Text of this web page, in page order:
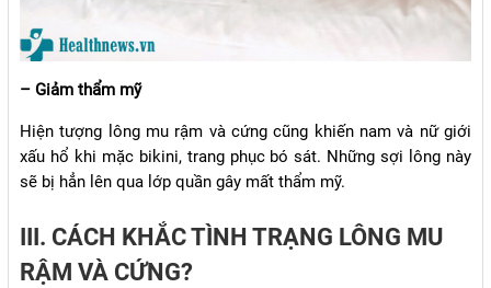
– Giảm thẩm mỹ
Hiện tượng lông mu rậm và cứng cũng khiến nam và nữ giới
xấu hổ khi mặc bikini, trang phục bó sát. Những sợi lông này
sẽ bị hẳn lên qua lớp quần gây mất thẩm mỹ.
III. CÁCH KHẮC TÌNH TRẠNG LÔNG MU
RẬM VÀ CỨNG?